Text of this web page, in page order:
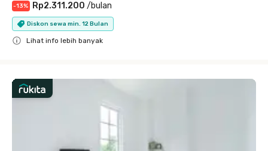
-13% Rp2.311.200 /bulan
Diskon sewa min. 12 Bulan
Lihat info lebih banyak